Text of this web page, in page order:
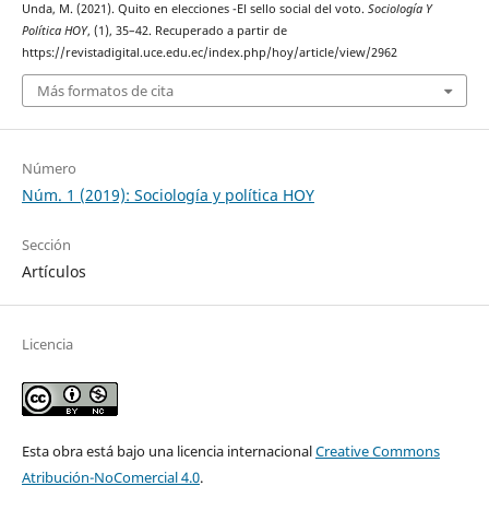
Unda, M. (2021). Quito en elecciones -El sello social del voto. Sociología Y
Política HOY, (1), 35–42. Recuperado a partir de
https://revistadigital.uce.edu.ec/index.php/hoy/article/view/2962
Más formatos de cita
Número
Núm. 1 (2019): Sociología y política HOY
Sección
Artículos
Licencia
Esta obra está bajo una licencia internacionalCreative Commons
Atribución-NoComercial 4.0.